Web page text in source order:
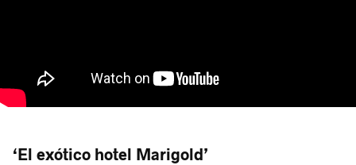
‘El exótico hotel Marigold’